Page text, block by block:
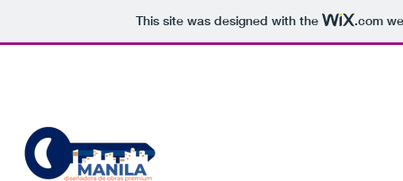
This site was designed with the .com